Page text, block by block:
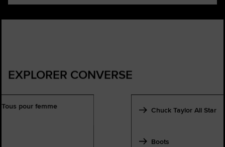
EXPLORER CONVERSE
Tous pour femme Chuck Taylor All Star
Boots